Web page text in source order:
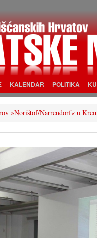
KALENDAR POLITIKA
»Norištof/Narrendorf« u